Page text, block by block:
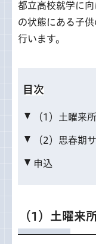
都立高校就学に
の状態にある子
行います。
目次
（1）土曜来
（2）思春期
申込
（1）土曜来